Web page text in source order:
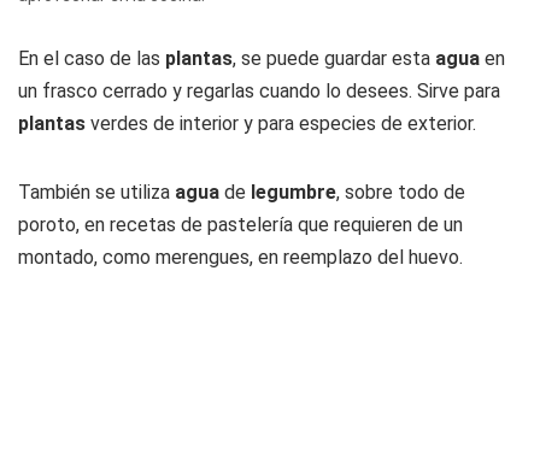
En el caso de las plantas, se puede guardar esta agua en
un frasco cerrado y regarlas cuando lo desees. Sirve para
plantas verdes de interior y para especies de exterior.
También se utiliza agua de legumbre, sobre todo de
poroto, en recetas de pastelería que requieren de un
montado, como merengues, en reemplazo del huevo.